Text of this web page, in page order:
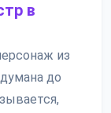
в
из
до